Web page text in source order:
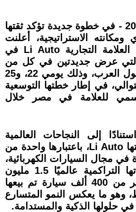
القاهرة، 22 يناير 2026 - في خطوة جديدة تؤكد ثقتها
الاستراتيجية، أعلنت
جي بي أوتو، وكيل العلامة التجارية Li Auto في
عرض جديدتين في كل من
ديستركت فايف، ومول العرب، وذلك يومي 22، و25
في إطار خطتها التوسعية
للعلامة في مصر خلال
إلى النجاحات العالمية
المتواصلة التي حققتها Li Auto، باعتبارها واحدة من
في مجال السيارات الكهربائية،
حيث تجاوزت مبيعاتها التراكمية عالميًا 1.5 مليون
سيارة، من بينها أكثر من 400 ألف سيارة تم بيعها
2024 فقط، وهو ما يعكس النمو المتسارع
في حلولها الذكية والمستدامة.